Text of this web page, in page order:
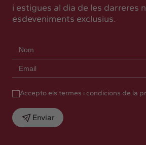
i estigues al dia de les darreres
esdeveniments exclusius.
Accepto els termes i condicions de la
Enviar